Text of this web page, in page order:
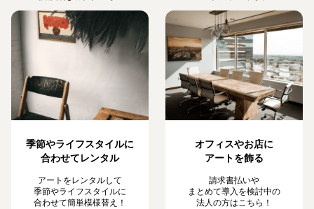
季節やライフスタイルに
合わせてレンタル
アートをレンタルして
季節やライフスタイルに
合わせて簡単模様替え！
オフィスやお店に
アートを飾る
請求書払いや
まとめて導入を検討中の
法人の方はこちら！